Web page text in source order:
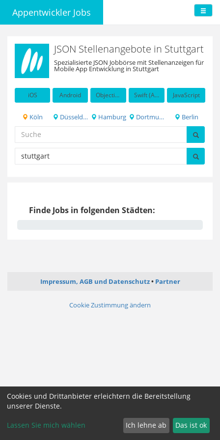
Appentwickler Jobs
JSON Stellenangebote in Stuttgart
Spezialisierte JSON Jobbörse mit Stellenanzeigen für
Mobile App Entwicklung in Stuttgart
iOS Android Objective-C Swift (Apple programming language) JavaScript
Köln Düsseldorf Hamburg Dortmund Berlin
Finde Jobs in folgenden Städten:
Impressum, AGB und Datenschutz Partner
Cookie Zustimmung ändern
Cookies und Drittanbieter erleichtern die Bereitstellung
unserer Dienste.
Lassen Sie mich wählen Ich lehne ab Das ist ok